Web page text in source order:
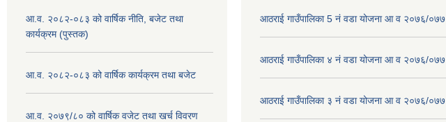
आ.व. २०८२-०८३ को वार्षिक नीति, बजेट तथा
कार्यक्रम (पुस्तक)
आ.व. २०८२-०८३ को वार्षिक कार्यक्रम तथा बजेट
आ.व. २०७९/८० को वार्षिक वजेट तथा खर्च विवरण
आठराई गाउँपालिका 5 नं वडा योजना आ व २०७६/०७७
आठराई गाउँपालिका ४ नं वडा योजना आ व २०७६/०७७
आठराई गाउँपालिका ३ नं वडा योजना आ व २०७६/०७७